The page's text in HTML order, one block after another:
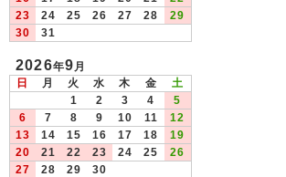
23
24 25 26 27 28
29
30
31
2026年9月
日
月 火 水 木 金
土
1
2 3 4
5
6
7 8 9 10 11
12
13
14 15 16 17 18
19
20
21 22 23 24 25
26
27
28 29
30